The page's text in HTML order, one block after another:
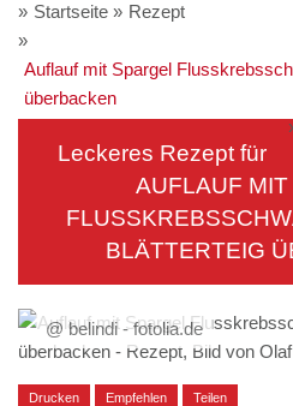
Startseite Rezept
Auflauf mit Spargel
überbacken
Leckeres Rezept für
AUFLAUF
BLÄTTERTEIG
@ belindi - fotolia.de
Drucken Empfehlen Teilen